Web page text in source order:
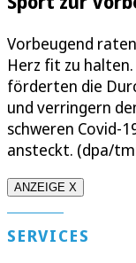
Vorbeugend
Herz fit zu
förderten die
und verringern
schweren Covid-
ansteckt. (dpa/
ANZEIGE X
SERVICES